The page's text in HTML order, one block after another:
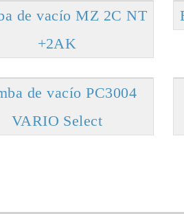
de vacío MZ 2C NT
+2AK
de vacío PC3004
VARIO Select